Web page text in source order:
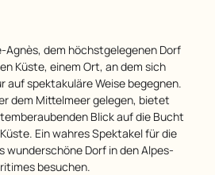
Küste, einem Ort, an dem sich
auf spektakuläre Weise begegnen.
dem Mittelmeer gelegen, bietet
Blick auf die Bucht
Ein wahres Spektakel für die
wunderschöne Dorf in den Alpes-
besuchen.